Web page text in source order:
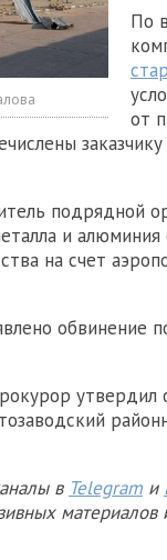
По
от
подрядной
и
на счет
обвинение
утвердил
в Telegram и